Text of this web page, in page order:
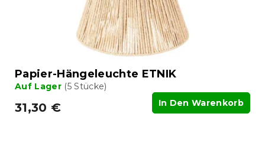
Papier-Hängeleuchte ETNIK
Auf Lager (5 Stücke)
31,30 € In Den Warenkorb